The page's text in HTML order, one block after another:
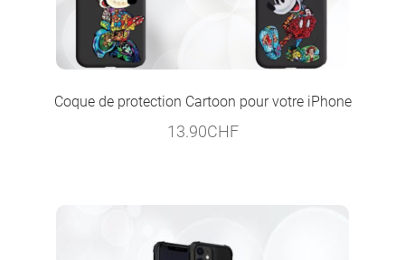
Coque de protection Cartoon pour votre iPhone
13.90CHF